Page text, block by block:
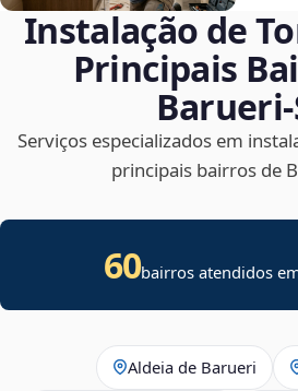
Instalação de
Principais
Serviços especializados em
principais bairros de
60bairros atendidos
Aldeia de Barueri